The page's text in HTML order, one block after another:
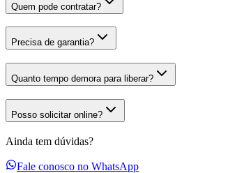
Quem pode contratar?
Precisa de garantia?
Quanto tempo demora para liberar?
Posso solicitar online?
Ainda tem dúvidas?
Fale conosco no WhatsApp